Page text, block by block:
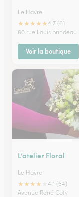
Le Havre
★★★★★4.7 (6)
60 rue Louis brindeau
Voir la boutique
L’atelier Floral
Le Havre
★★★★
4.1 (64)
Avenue René Coty